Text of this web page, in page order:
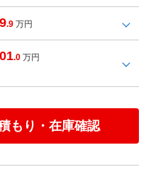
.9 万円
.0 万円
もり・在庫確認